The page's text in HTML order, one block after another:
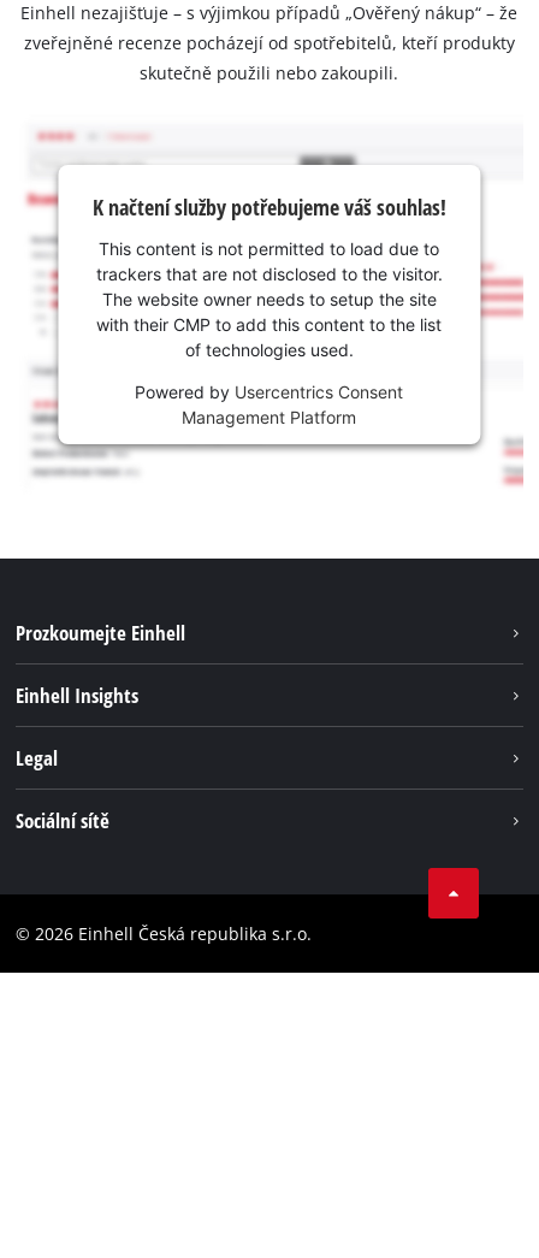
Einhell nezajišťuje – s výjimkou případů „Ověřený nákup“ – že
zveřejněné recenze pocházejí od spotřebitelů, kteří produkty
skutečně použili nebo zakoupili.
K načtení služby potřebujeme váš souhlas!
This content is not permitted to load due to
trackers that are not disclosed to the visitor.
The website owner needs to setup the site
with their CMP to add this content to the list
of technologies used.
Powered by Usercentrics Consent
Management Platform
Prozkoumejte Einhell
Systém akumulátorů
Einhell Insights
Legal
Prohlášení o přístupnosti
Sociální sítě
Instagram
© 2026 Einhell Česká republika s.r.o.